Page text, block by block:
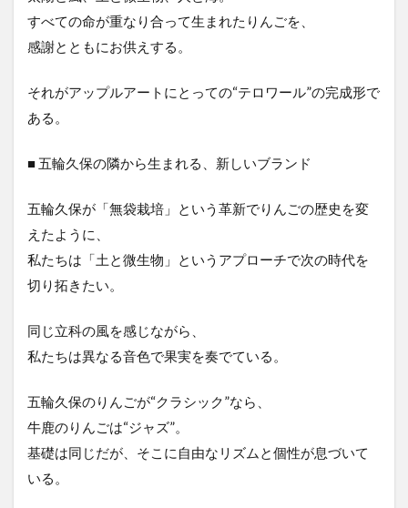
すべての命が重なり合って生まれたりんごを、
感謝とともにお供えする。
それがアップルアートにとっての“テロワール”の完成形で
ある。
■ 五輪久保の隣から生まれる、新しいブランド
五輪久保が「無袋栽培」という革新でりんごの歴史を変
えたように、
私たちは「土と微生物」というアプローチで次の時代を
切り拓きたい。
同じ立科の風を感じながら、
私たちは異なる音色で果実を奏でている。
五輪久保のりんごが“クラシック”なら、
牛鹿のりんごは“ジャズ”。
基礎は同じだが、そこに自由なリズムと個性が息づいて
いる。